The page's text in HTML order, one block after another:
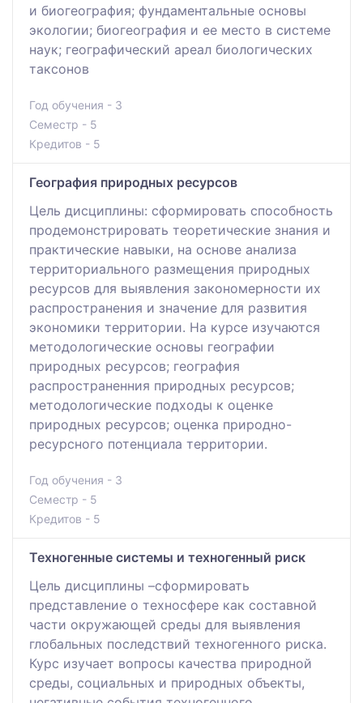
и биогеография; фундаментальные основы
экологии; биогеография и ее место в системе
наук; географический ареал биологических
таксонов
Год обучения - 3
Семестр - 5
Кредитов - 5
География природных ресурсов
Цель дисциплины: сформировать способность
продемонстрировать теоретические знания и
практические навыки, на основе анализа
территориального размещения природных
ресурсов для выявления закономерности их
распространения и значение для развития
экономики территории. На курсе изучаются
методологические основы географии
природных ресурсов; география
распространенния природных ресурсов;
методологические подходы к оценке
природных ресурсов; оценка природно-
ресурсного потенциала территории.
Год обучения - 3
Семестр - 5
Кредитов - 5
Техногенные системы и техногенный риск
Цель дисциплины –сформировать
представление о техносфере как составной
части окружающей среды для выявления
глобальных последствий техногенного риска.
Курс изучает вопросы качества природной
среды, социальных и природных объекты,